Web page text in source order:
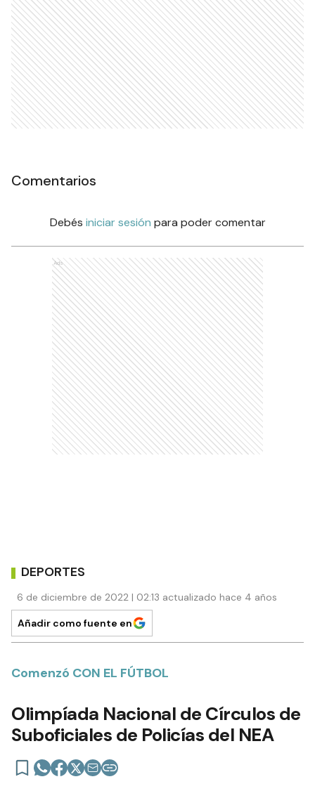
Comentarios
Debés iniciar sesión para poder comentar
Ads
DEPORTES
6 de diciembre de 2022 | 02:13 actualizado hace 4 años
Añadir como fuente en
Comenzó CON EL FÚTBOL
Olimpíada Nacional de Círculos de
Suboficiales de Policías del NEA